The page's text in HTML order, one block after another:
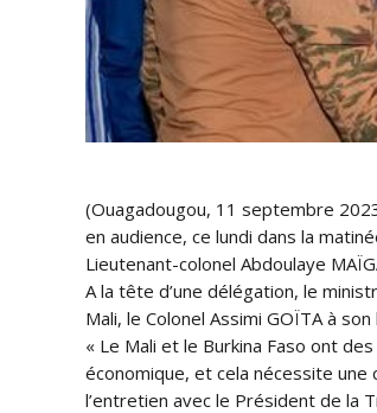
(Ouagadougou, 11 septembre
en audience, ce lundi dans la
Lieutenant-colonel Abdoulaye
A la tête d’une délégation, le
Mali, le Colonel Assimi GOÏTA à
« Le Mali et le Burkina Faso ont
économique, et cela nécessite une
l’entretien avec le Président de la